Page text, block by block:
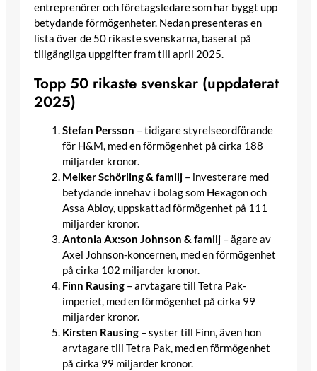
entreprenörer och företagsledare som har byggt upp
betydande förmögenheter. Nedan presenteras en
lista över de 50 rikaste svenskarna, baserat på
tillgängliga uppgifter fram till april 2025.
Topp 50 rikaste svenskar (uppdaterat
2025)
Stefan Persson – tidigare styrelseordförande
för H&M, med en förmögenhet på cirka 188
miljarder kronor.​
Melker Schörling & familj – investerare med
betydande innehav i bolag som Hexagon och
Assa Abloy, uppskattad förmögenhet på 111
miljarder kronor.
Antonia Ax:son Johnson & familj – ägare av
Axel Johnson-koncernen, med en förmögenhet
på cirka 102 miljarder kronor.​
Finn Rausing – arvtagare till Tetra Pak-
imperiet, med en förmögenhet på cirka 99
miljarder kronor.​
Kirsten Rausing – syster till Finn, även hon
arvtagare till Tetra Pak, med en förmögenhet
på cirka 99 miljarder kronor.​